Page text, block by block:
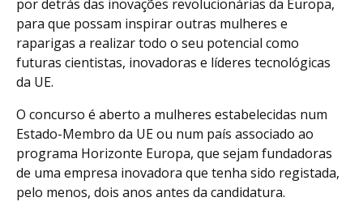
por detrás das inovações revolucionárias da Europa,
para que possam inspirar outras mulheres e
raparigas a realizar todo o seu potencial como
futuras cientistas, inovadoras e líderes tecnológicas
da UE.
O concurso é aberto a mulheres estabelecidas num
Estado-Membro da UE ou num país associado ao
programa Horizonte Europa, que sejam fundadoras
de uma empresa inovadora que tenha sido registada,
pelo menos, dois anos antes da candidatura.